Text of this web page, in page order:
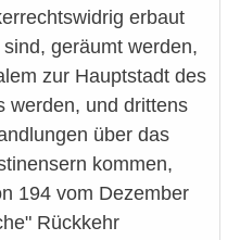
erbaut
geräumt werden,
zur Hauptstadt des
werden, und drittens
über das
kommen,
194 vom Dezember
Rückkehr